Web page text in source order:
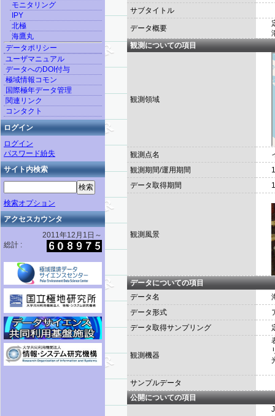
モニタリング
IPY
北極
海鷹丸
データポリシー
ユーザマニュアル
データへのDOI付与
極域情報コモン
国際極年データ管理
関連リンク
コンタクト
ログイン
ログイン
パスワード紛失
サイト内検索
検索オプション
アクセスカウンタ
2011年12月1日～
総計 :
サブタイトル
データ概要
観測についての項目
観測領域
観測点名
観測期間/運用期間
データ取得期間
観測風景
データについての項目
データ名
データ形式
データ取得サンプリング
観測機器
サンプルデータ
公開についての項目